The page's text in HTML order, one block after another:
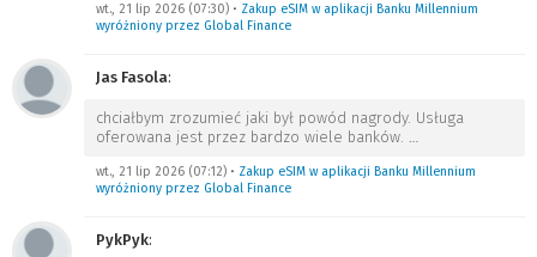
wt., 21 lip 2026 (07:30) • Zakup eSIM w aplikacji Banku Millennium
wyróżniony przez Global Finance
Jas Fasola:
chciałbym zrozumieć jaki był powód nagrody. Usługa
oferowana jest przez bardzo wiele banków. …
wt., 21 lip 2026 (07:12) • Zakup eSIM w aplikacji Banku Millennium
wyróżniony przez Global Finance
PykPyk: